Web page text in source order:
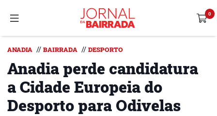
ANADIA // BAIRRADA // DESPORTO
Anadia perde candidatura
a Cidade Europeia do
Desporto para Odivelas